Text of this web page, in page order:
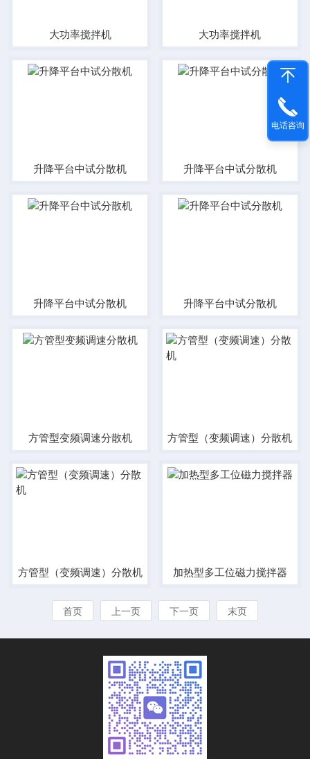
大功率搅拌机 大功率搅拌机
升降平台中试分散机 升降平台中试分散机
升降平台中试分散机 升降平台中试分散机
方管型变频调速分散机 方管型（变频调速）分散机
方管型（变频调速）分散机 加热型多工位磁力搅拌器
首页 上一页 下一页 末页
电话咨询